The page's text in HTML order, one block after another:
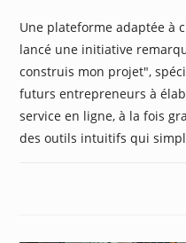
Une plateforme adaptée à
lancé une initiative
construis mon projet",
futurs entrepreneurs à
service en ligne, à la fois
des outils intuitifs qui